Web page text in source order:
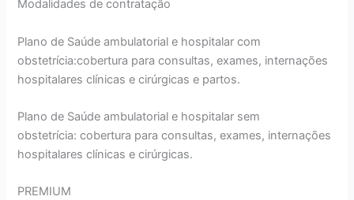
Modalidades de contratação
Plano de Saúde ambulatorial e hospitalar com
obstetrícia:cobertura para consultas, exames, internações
hospitalares clínicas e cirúrgicas e partos.
Plano de Saúde ambulatorial e hospitalar sem
obstetrícia: cobertura para consultas, exames, internações
hospitalares clínicas e cirúrgicas.
PREMIUM